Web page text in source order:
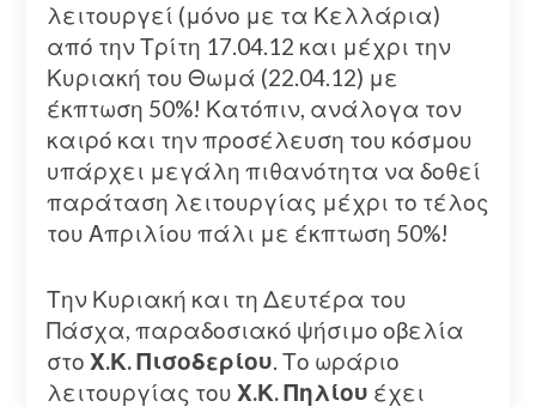
λειτουργεί (μόνο με τα Κελλάρια)
από την Τρίτη 17.04.12 και μέχρι την
Κυριακή του Θωμά (22.04.12) με
έκπτωση 50%! Κατόπιν, ανάλογα τον
καιρό και την προσέλευση του κόσμου
υπάρχει μεγάλη πιθανότητα να δοθεί
παράταση λειτουργίας μέχρι το τέλος
του Απριλίου πάλι με έκπτωση 50%!
Την Κυριακή και τη Δευτέρα του
Πάσχα, παραδοσιακό ψήσιμο οβελία
στο Χ.Κ. Πισοδερίου. Το ωράριο
λειτουργίας του Χ.Κ. Πηλίου έχει